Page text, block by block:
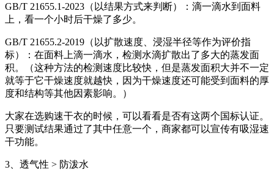
GB/T 21655.1-2023（以结果方式来判断）：滴一滴水到面料
上，看一个小时后干燥了多少。
GB/T 21655.2-2019（以扩散速度、浸湿半径等作为评价指
标）：在面料上滴一滴水，检测水滴扩散出了多大的蒸发面
积。（这种方法的检测速度比较快，但是蒸发面积大并不一定
就等于它干燥速度就越快，因为干燥速度还可能受到面料的厚
度和结构等其他因素影响。）
大家在选购速干衣的时候，可以看看是否有这两个国标认证。
只要测试结果通过了其中任意一个，商家都可以宣传有吸湿速
干功能。
3、透气性 > 防泼水